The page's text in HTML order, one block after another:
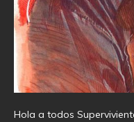
Hola a todos